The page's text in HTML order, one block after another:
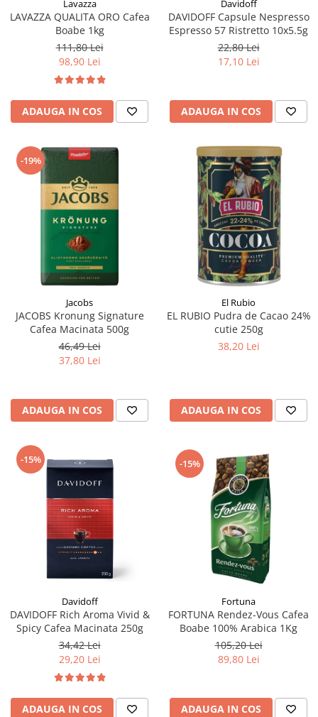
Lavazza
LAVAZZA QUALITA ORO Cafea
Boabe 1kg
111,80 Lei
98,90 Lei
ADAUGA IN COS
Davidoff
DAVIDOFF Capsule Nespresso
Espresso 57 Ristretto 10x5.5g
22,80 Lei
17,10 Lei
ADAUGA IN COS
-19%
Jacobs
JACOBS Kronung Signature
Cafea Macinata 500g
46,49 Lei
37,80 Lei
ADAUGA IN COS
El Rubio
EL RUBIO Pudra de Cacao 24%
cutie 250g
38,20 Lei
ADAUGA IN COS
-15%
Davidoff
DAVIDOFF Rich Aroma Vivid &
Spicy Cafea Macinata 250g
34,42 Lei
29,20 Lei
ADAUGA IN COS
-15%
Fortuna
FORTUNA Rendez-Vous Cafea
Boabe 100% Arabica 1Kg
105,20 Lei
89,80 Lei
ADAUGA IN COS